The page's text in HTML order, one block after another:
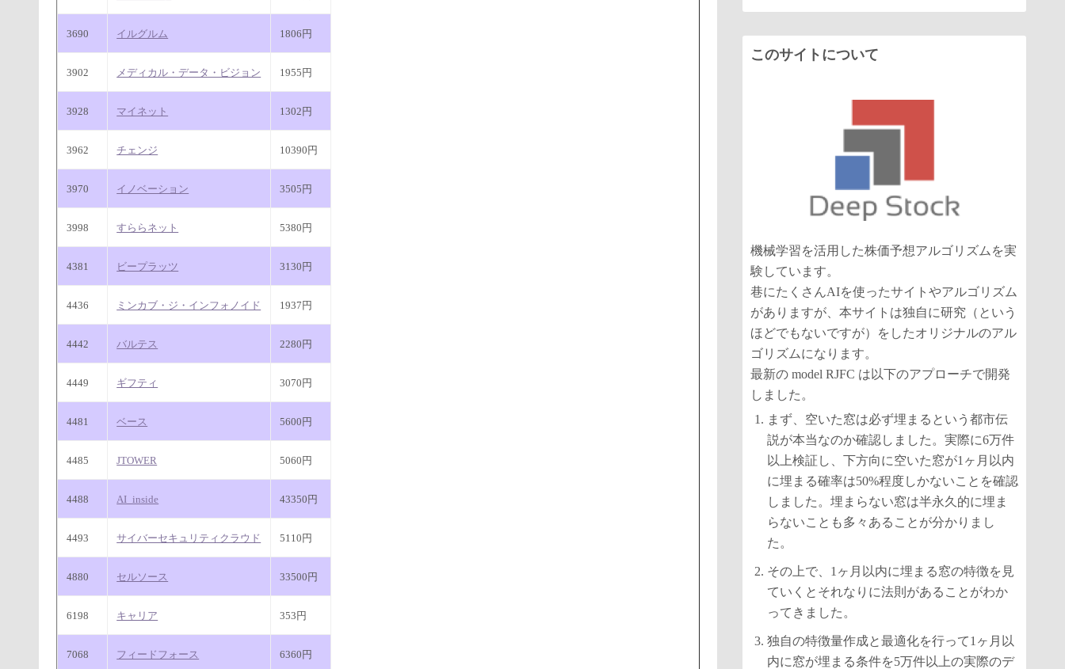
3690 イルグルム 1806円
3902 メディカル・データ・ビジョン 1955円
3928 マイネット 1302円
3962 チェンジ 10390円
3970 イノベーション 3505円
3998 すららネット 5380円
4381 ビープラッツ 3130円
4436 ミンカブ・ジ・インフォノイド 1937円
4442 バルテス 2280円
4449 ギフティ 3070円
4481 ベース 5600円
4485 JTOWER 5060円
4488 AI_inside 43350円
4493 サイバーセキュリティクラウド 5110円
4880 セルソース 33500円
6198 キャリア 353円
7068 フィードフォース 6360円
このサイトについて
機械学習を活用した株価予想アルゴリズムを実
験しています。
巷にたくさんAIを使ったサイトやアルゴリズム
がありますが、本サイトは独自に研究（という
ほどでもないですが）をしたオリジナルのアル
ゴリズムになります。
最新の model RJFC は以下のアプローチで開発
しました。
まず、空いた窓は必ず埋まるという都市伝
説が本当なのか確認しました。実際に6万件
以上検証し、下方向に空いた窓が1ヶ月以内
に埋まる確率は50%程度しかないことを確認
しました。埋まらない窓は半永久的に埋ま
らないことも多々あることが分かりまし
た。
その上で、1ヶ月以内に埋まる窓の特徴を見
ていくとそれなりに法則があることがわか
ってきました。
独自の特徴量作成と最適化を行って1ヶ月以
内に窓が埋まる条件を5万件以上の実際のデ